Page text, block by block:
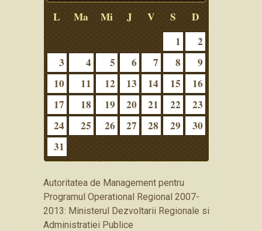
L Ma Mi J V S
D
1
2
3
4 5 6 7 8
9
10
11 12 13 14 15
16
17
18 19 20 21 22
23
24
25 26 27 28 29
30
31
Autoritatea de Management pentru
Programul Operational Regional 2007-
2013: Ministerul Dezvoltarii Regionale si
Administratiei Publice